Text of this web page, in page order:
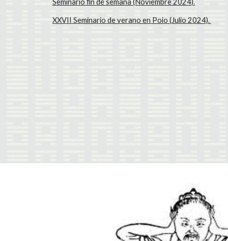
Seminario fin de semana (Noviembre 2024).
XXVII Seminario de verano en Poio (Julio 2024).